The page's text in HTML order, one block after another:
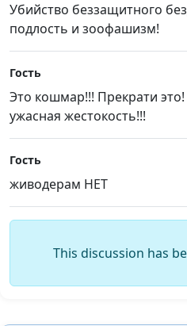
Убийство беззащитного
подлость и зоофашизм!
Гость
Это кошмар!!! Прекрати это!
ужасная жестокость!!!
Гость
живодерам НЕТ
This discussion has